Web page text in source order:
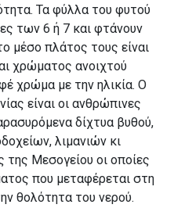
Τα φύλλα του φυτού
των 6 ή 7 και φτάνουν
μέσο πλάτος τους είναι
χρώματος ανοιχτού
χρώμα με την ηλικία. Ο
είναι οι ανθρώπινες
δίχτυα βυθού,
λιμανιών κι
Μεσογείου οι οποίες
που μεταφέρεται στη
θολότητα του νερού.